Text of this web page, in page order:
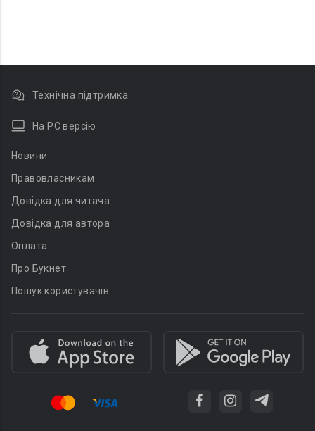
Технічна підтримка
На PC версію
Новини
Правовласникам
Довідка для читача
Довідка для автора
Оплата
Про Букнет
Пошук користувачів